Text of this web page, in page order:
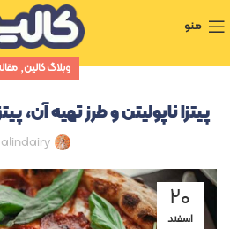
منو
وبلاگ کالین,
پیتزا ناپولیتن و طرز تهیه آن،
۲۰
اسفند